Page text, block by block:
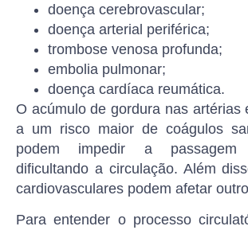
doença cerebrovascular;
doença arterial periférica;
trombose venosa profunda;
embolia pulmonar;
doença cardíaca reumática.
O acúmulo de gordura nas artérias
a um risco maior de coágulos
podem impedir a
dificultando a circulação. Além
cardiovasculares podem afetar
Para entender o processo